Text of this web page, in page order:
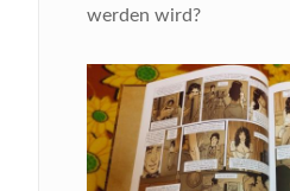
werden wird?
Bild